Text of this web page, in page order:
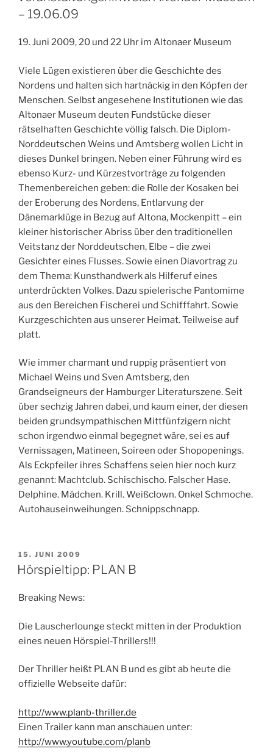
Stand
Dinge
Kinostart:
18.06.09“
– 19.06.09
19. Juni 2009, 20 und 22 Uhr im Altonaer Museum
Viele Lügen existieren über die Geschichte des
Nordens und halten sich hartnäckig in den Köpfen der
Menschen. Selbst angesehene Institutionen wie das
Altonaer Museum deuten Fundstücke dieser
rätselhaften Geschichte völlig falsch. Die Diplom-
Norddeutschen Weins und Amtsberg wollen Licht in
dieses Dunkel bringen. Neben einer Führung wird es
ebenso Kurz- und Kürzestvorträge zu folgenden
Themenbereichen geben: die Rolle der Kosaken bei
der Eroberung des Nordens, Entlarvung der
Dänemarklüge in Bezug auf Altona, Mockenpitt – ein
kleiner historischer Abriss über den traditionellen
Veitstanz der Norddeutschen, Elbe – die zwei
Gesichter eines Flusses. Sowie einen Diavortrag zu
dem Thema: Kunsthandwerk als Hilferuf eines
unterdrückten Volkes. Dazu spielerische Pantomime
aus den Bereichen Fischerei und Schifffahrt. Sowie
Kurzgeschichten aus unserer Heimat. Teilweise auf
platt.
Wie immer charmant und ruppig präsentiert von
Michael Weins und Sven Amtsberg, den
Grandseigneurs der Hamburger Literaturszene. Seit
über sechzig Jahren dabei, und kaum einer, der diesen
beiden grundsympathischen Mittfünfzigern nicht
schon irgendwo einmal begegnet wäre, sei es auf
Vernissagen, Matineen, Soireen oder Shopopenings.
Als Eckpfeiler ihres Schaffens seien hier noch kurz
genannt: Machtclub. Schischischo. Falscher Hase.
Delphine. Mädchen. Krill. Weißclown. Onkel Schmoche.
Autohauseinweihungen. Schnippschnapp.
VERÖFFENTLICHT
AM
15. JUNI 2009
Hörspieltipp: PLAN B
Breaking News:
Die Lauscherlounge steckt mitten in der Produktion
eines neuen Hörspiel-Thrillers!!!
Der Thriller heißt PLAN B und es gibt ab heute die
offizielle Webseite dafür:
http://www.planb-thriller.de
Einen Trailer kann man anschauen unter:
http://www.youtube.com/planb